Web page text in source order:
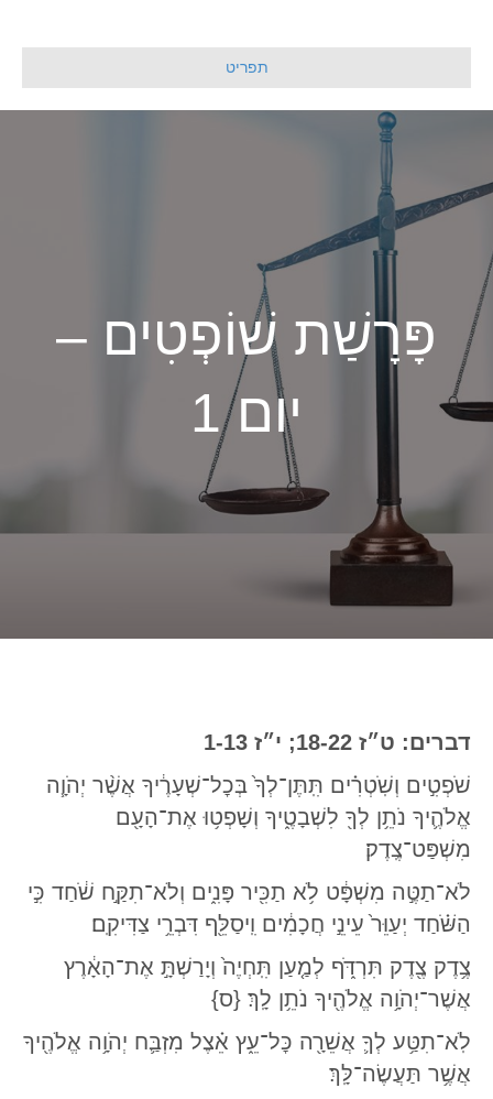
תפריט
פָּרָשַׁת שׁוֹפְטִים –
יום 1
דברים: ט״ז 18-22; י״ז 1-13
שֹׁפְטִ֣ים וְשֹֽׁטְרִ֗ים תִּֽתֶּן־לְךָ֙ בְּכׇל־שְׁעָרֶ֔יךָ אֲשֶׁ֨ר יְהֹוָ֧ה
אֱלֹהֶ֛יךָ נֹתֵ֥ן לְךָ֖ לִשְׁבָטֶ֑יךָ וְשָׁפְט֥וּ אֶת־הָעָ֖ם
מִשְׁפַּט־צֶֽדֶק׃
לֹא־תַטֶּ֣ה מִשְׁפָּ֔ט לֹ֥א תַכִּ֖יר פָּנִ֑ים וְלֹא־תִקַּ֣ח שֹׁ֔חַד כִּ֣י
הַשֹּׁ֗חַד יְעַוֵּר֙ עֵינֵ֣י חֲכָמִ֔ים וִֽיסַלֵּ֖ף דִּבְרֵ֥י צַדִּיקִֽם׃
צֶ֥דֶק צֶ֖דֶק תִּרְדֹּ֑ף לְמַ֤עַן תִּֽחְיֶה֙ וְיָרַשְׁתָּ֣ אֶת־הָאָ֔רֶץ
אֲשֶׁר־יְהֹוָ֥ה אֱלֹהֶ֖יךָ נֹתֵ֥ן לָֽךְ׃ {ס}
לֹֽא־תִטַּ֥ע לְךָ֛ אֲשֵׁרָ֖ה כׇּל־עֵ֑ץ אֵ֗צֶל מִזְבַּ֛ח יְהֹוָ֥ה אֱלֹהֶ֖יךָ
אֲשֶׁ֥ר תַּעֲשֶׂה־לָּֽךְ׃